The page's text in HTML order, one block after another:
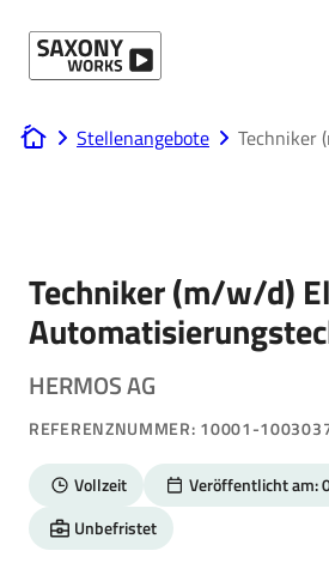
www.saxony-works.com
Stellenangebote Techniker
Techniker (m/w/d)
HERMOS AG
REFERENZNUMMER: 10001-
Vollzeit
Veröffentlicht am:
Unbefristet